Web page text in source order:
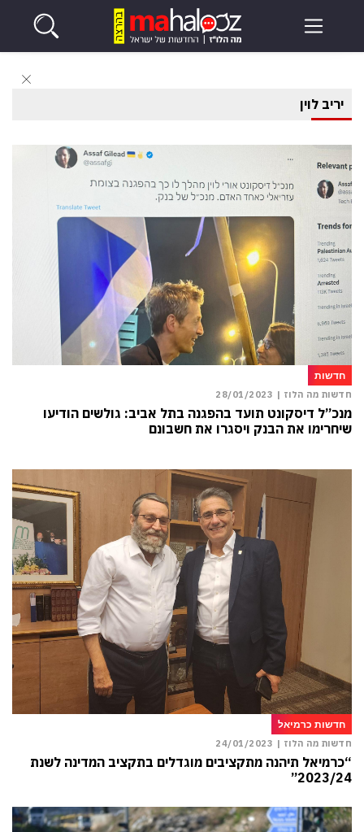
יריב לוין
חדשות
חדשות מה הלוז | 28/01/2023
מנכ”ל דיסקונט תועד בהפגנה בתל אביב: גולשים הודיעו
שיחרימו את הבנק ויסגרו את חשבונם
חדשות כרמיאל
חדשות מה הלוז | 24/01/2023
“כרמיאל תיהנה מתקציבים מוגדלים בתקציב המדינה לשנת
2023/24”